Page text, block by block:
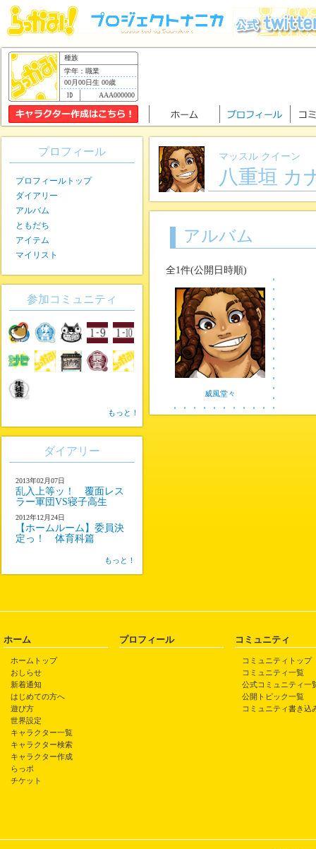
種族
学年：職業
00月00日生 00歳
AAA000000
マッスル クイーン
八重垣 カ
アルバム
全1件(公開日時順)
威風堂々
プロフィール
プロフィールトップ
ダイアリー
アルバム
ともだち
アイテム
マイリスト
参加コミュニティ
もっと！
ダイアリー
2013年02月07日
乱入上等ッ！ 覆面レス
ラー軍団VS寝子高生
2012年12月24日
【ホームルーム】委員決
定っ！ 体育科篇
もっと！
ホーム
ホームトップ
おしらせ
新着通知
はじめての方へ
遊び方
世界設定
キャラクター一覧
キャラクター検索
キャラクター作成
らっポ
チケット
プロフィール コミュニティ
コミュニティトップ
コミュニティ一覧
公式コミュニティ一
公開トピック一覧
コミュニティ書き込